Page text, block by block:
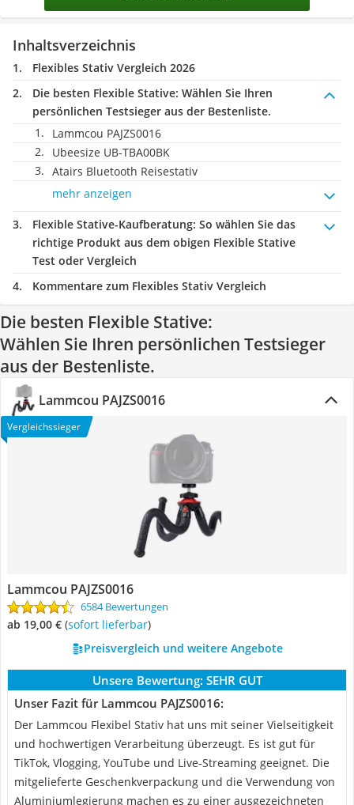
Inhaltsverzeichnis
Flexibles Stativ Vergleich 2026
Die besten Flexible Stative: Wählen Sie Ihren
persönlichen Testsieger aus der Bestenliste.
Lammcou PAJZS0016
Ubeesize UB-TBA00BK
Atairs Bluetooth Reisestativ
mehr anzeigen
Flexible Stative-Kaufberatung: So wählen Sie das
richtige Produkt aus dem obigen Flexible Stative
Test oder Vergleich
Kommentare zum Flexibles Stativ Vergleich
Die besten Flexible Stative:
Wählen Sie Ihren persönlichen Testsieger
aus der Bestenliste.
Lammcou PAJZS0016
Vergleichssieger
Lammcou PAJZS0016
6584 Bewertungen
ab 19,00 € ( Sofort lieferbar)
Preisvergleich und weitere Angebote
Unsere Bewertung: SEHR GUT
Unser Fazit für Lammcou PAJZS0016:
Der Lammcou Flexibel Stativ hat uns mit seiner Vielseitigkeit
und hochwertigen Verarbeitung überzeugt. Es ist gut für
TikTok, Vlogging, YouTube und Live-Streaming geeignet. Die
mitgelieferte Geschenkverpackung und die Verwendung von
Aluminiumlegierung machen es zu einer ausgezeichneten